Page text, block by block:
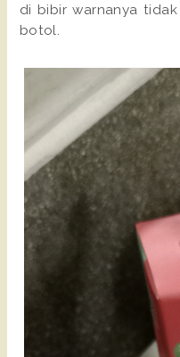
di bibir warnanya
botol.